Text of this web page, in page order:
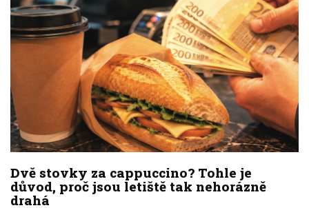
Dvě stovky za cappuccino? Tohle je
důvod, proč jsou letiště tak nehorázně
drahá